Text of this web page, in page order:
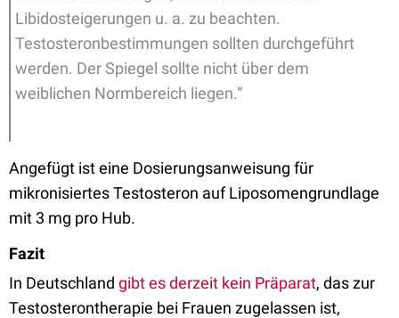
Libidosteigerungen u. a. zu beachten.
Testosteronbestimmungen sollten durchgeführt
werden. Der Spiegel sollte nicht über dem
weiblichen Normbereich liegen.“
Angefügt ist eine Dosierungsanweisung für
mikronisiertes Testosteron auf Liposomengrundlage
mit 3 mg pro Hub.
Fazit
In Deutschland gibt es derzeit kein Präparat, das zur
Testosterontherapie bei Frauen zugelassen ist,